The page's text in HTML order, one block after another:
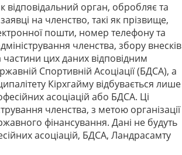
орган, обробляє та
на членство, такі як прізвище,
пошти, номер телефону та
членства, збору внесків
частини цих даних відповідним
Спортивній Асоціації (БДСА), а
Кірхгайму відбувається лише
асоціацій або БДСА. Ці
членства, з метою організації
фінансування. Дані не будуть
асоціацій, БДСА, Ландрасамту